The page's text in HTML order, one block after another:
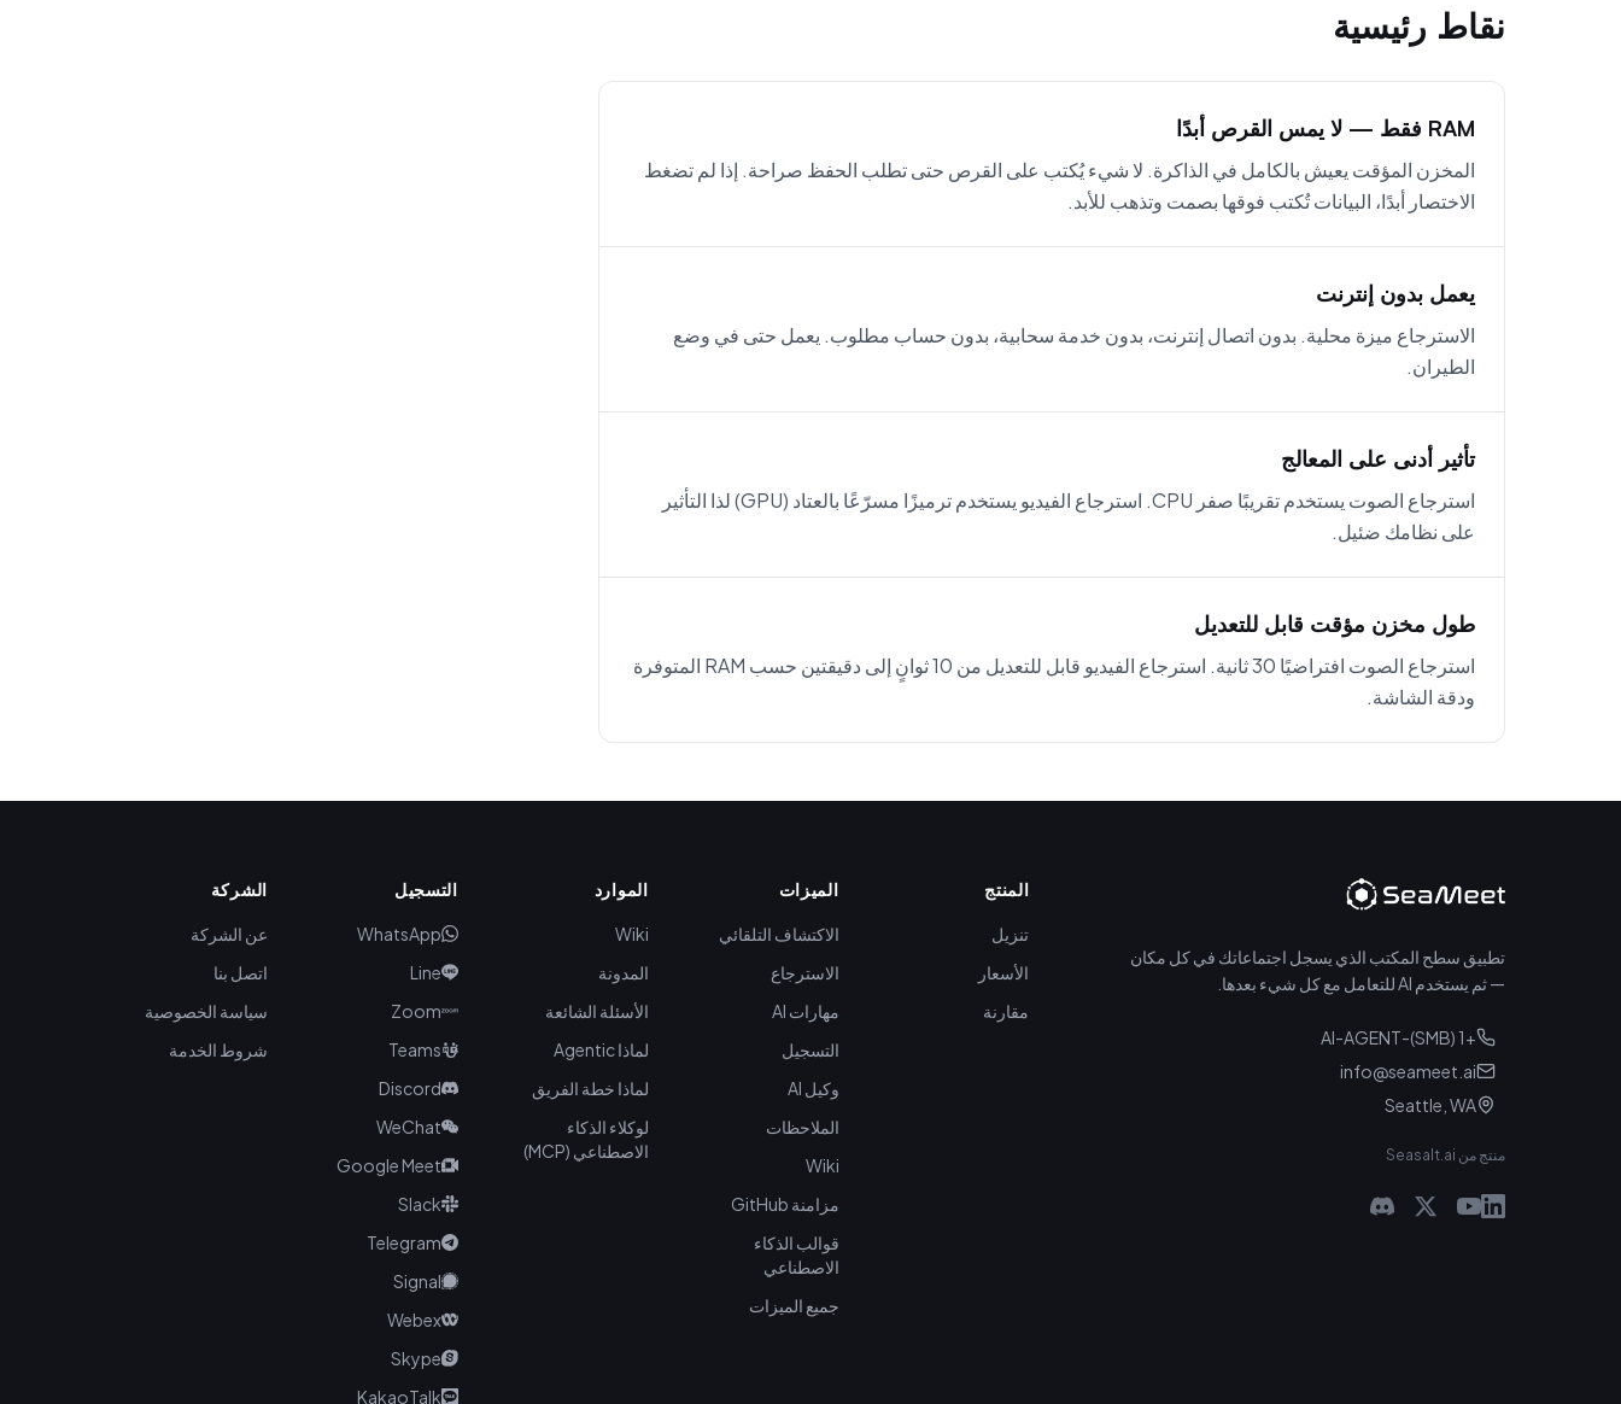
نقاط رئيسية
RAM فقط — لا يمس القرص أبدًا
المخزن المؤقت يعيش بالكامل في الذاكرة. لا شيء يُكتب على القرص حتى تطلب الحفظ صراحة. إذا لم تضغط
الاختصار أبدًا، البيانات تُكتب فوقها بصمت وتذهب للأبد.
يعمل بدون إنترنت
الاسترجاع ميزة محلية. بدون اتصال إنترنت، بدون خدمة سحابية، بدون حساب مطلوب. يعمل حتى في وضع
الطيران.
تأثير أدنى على المعالج
استرجاع الصوت يستخدم تقريبًا صفر CPU. استرجاع الفيديو يستخدم ترميزًا مسرّعًا بالعتاد (GPU) لذا التأثير
على نظامك ضئيل.
طول مخزن مؤقت قابل للتعديل
استرجاع الصوت افتراضيًا 30 ثانية. استرجاع الفيديو قابل للتعديل من 10 ثوانٍ إلى دقيقتين حسب RAM المتوفرة
ودقة الشاشة.
تطبيق سطح المكتب الذي يسجل اجتماعاتك في كل مكان
— ثم يستخدم AI للتعامل مع كل شيء بعدها.
+1 (SMB)-AI-AGENT
info@seameet.ai
Seattle, WA
منتج من Seasalt.ai
المنتج
تنزيل
الأسعار
مقارنة
الميزات
الاكتشاف التلقائي
الاسترجاع
مهارات AI
التسجيل
وكيل AI
الملاحظات
Wiki
مزامنة GitHub
قوالب الذكاء
الاصطناعي
جميع الميزات
الموارد
Wiki
المدونة
الأسئلة الشائعة
لماذا Agentic
لماذا خطة الفريق
لوكلاء الذكاء
الاصطناعي (MCP)
التسجيل
WhatsApp
Line
Zoom
Teams
Discord
WeChat
Google Meet
Slack
Telegram
Signal
Webex
Skype
KakaoTalk
الشركة
عن الشركة
اتصل بنا
سياسة الخصوصية
شروط الخدمة